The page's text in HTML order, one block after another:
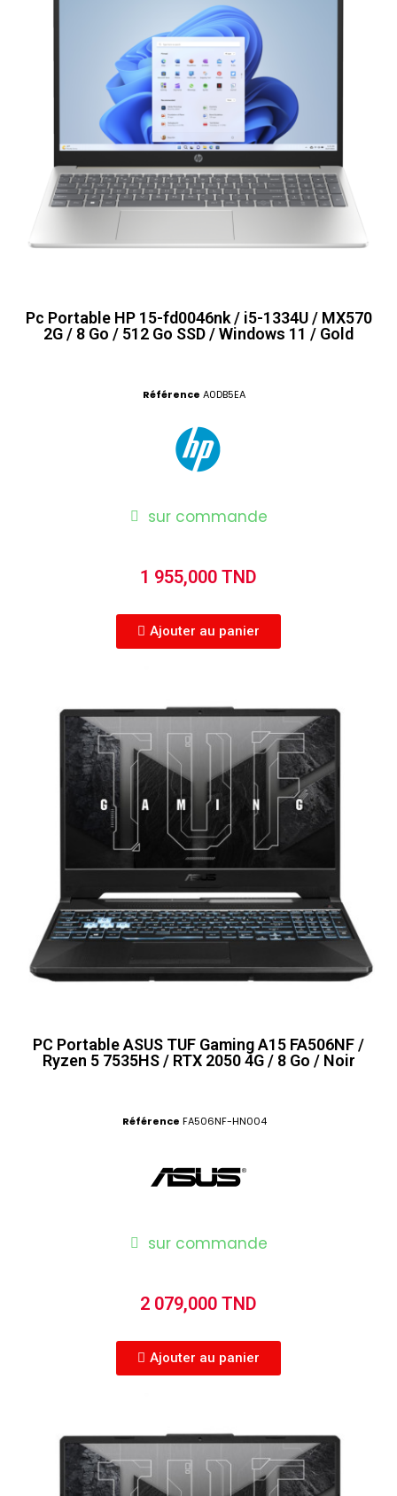
Pc Portable HP 15-fd0046nk / i5-1334U / MX570
2G / 8 Go / 512 Go SSD / Windows 11 / Gold
Référence A0DB5EA
sur commande
1 955,000 TND
Ajouter au panier
PC Portable ASUS TUF Gaming A15 FA506NF /
Ryzen 5 7535HS / RTX 2050 4G / 8 Go / Noir
Référence FA506NF-HN004
sur commande
2 079,000 TND
Ajouter au panier